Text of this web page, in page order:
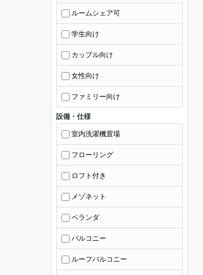
ルームシェア可
学生向け
カップル向け
女性向け
ファミリー向け
設備・仕様
室内洗濯機置場
フローリング
ロフト付き
メゾネット
ベランダ
バルコニー
ルーフバルコニー